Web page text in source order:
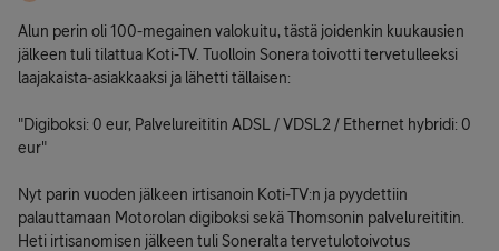
Alun perin oli 100-megainen valokuitu, tästä joidenkin kuukausien
jälkeen tuli tilattua Koti-TV. Tuolloin Sonera toivotti tervetulleeksi
laajakaista-asiakkaaksi ja lähetti tällaisen:
"Digiboksi: 0 eur, Palvelureititin ADSL / VDSL2 / Ethernet hybridi: 0
eur"
Nyt parin vuoden jälkeen irtisanoin Koti-TV:n ja pyydettiin
palauttamaan Motorolan digiboksi sekä Thomsonin palvelureititin.
Heti irtisanomisen jälkeen tuli Soneralta tervetulotoivotus